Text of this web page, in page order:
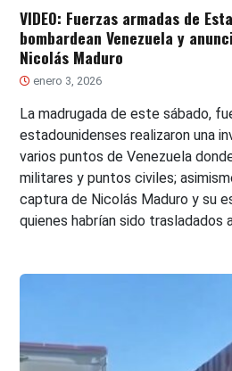
VIDEO: Fuerzas armadas de
bombardean Venezuela y
Nicolás Maduro
enero 3, 2026
La madrugada de este sábado,
estadounidenses realizaron una
varios puntos de Venezuela
militares y puntos civiles;
captura de Nicolás Maduro y su
quienes habrían sido trasladados